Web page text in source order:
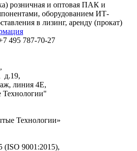
розничная и оптовая ПАК и
оборудованием ИТ-
в лизинг, аренду (прокат)
495 787-70-27
д.19,
линия 4Е,
Технологии»
9001:2015),